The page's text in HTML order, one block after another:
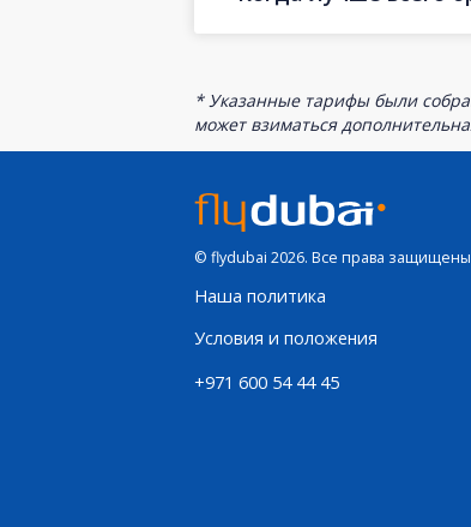
* Указанные тарифы были
может взиматься
© flydubai 2026. Все права
Наша политика
Условия и положения
+971 600 54 44 45